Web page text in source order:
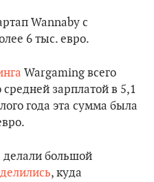
Wannaby с
6 тыс. евро.
Wargaming всего
зарплатой в 5,1
года эта сумма была
делали большой
, куда